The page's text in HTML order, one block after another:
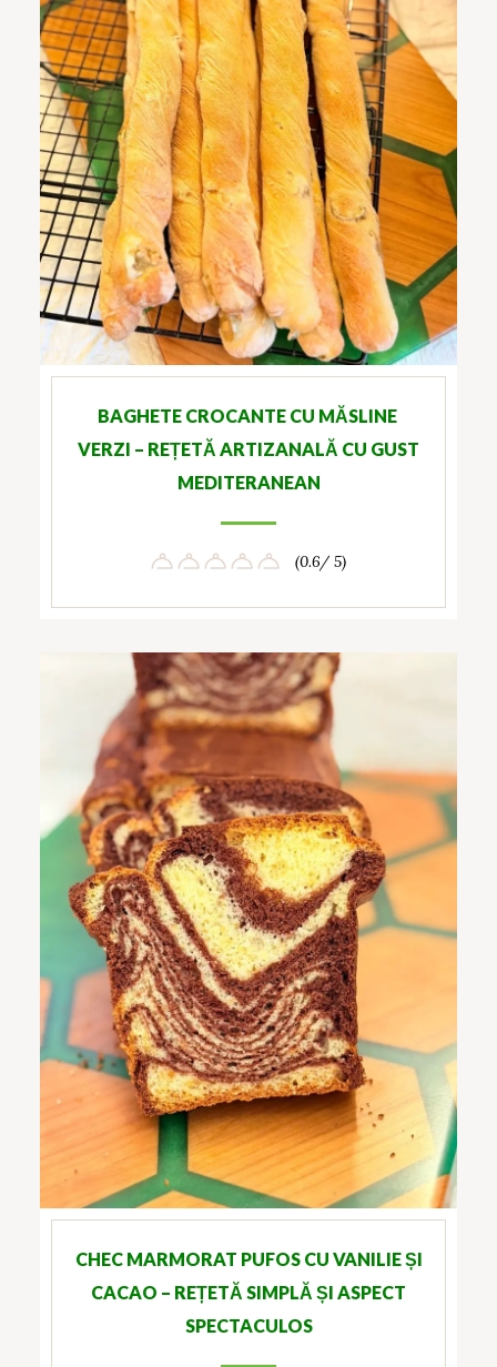
BAGHETE CROCANTE CU MĂSLINE
VERZI – REȚETĂ ARTIZANALĂ CU GUST
MEDITERANEAN
(0.6/ 5)
CHEC MARMORAT PUFOS CU VANILIE ȘI
CACAO – REȚETĂ SIMPLĂ ȘI ASPECT
SPECTACULOS